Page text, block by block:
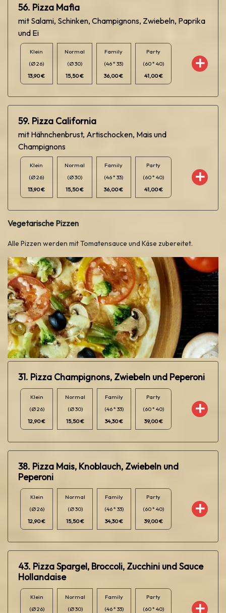
56. Pizza Mafia
mit Salami, Schinken, Champignons, Zwiebeln, Paprika
und Ei
Klein
(Ø 26)
13,90 €
Normal
(Ø 30)
15,50 €
Family
(46 * 33)
36,00 €
Party
(60 * 40)
41,00 €
59. Pizza California
mit Hähnchenbrust, Artischocken, Mais und
Champignons
Klein
(Ø 26)
13,90 €
Normal
(Ø 30)
15,50 €
Family
(46 * 33)
36,00 €
Party
(60 * 40)
41,00 €
Vegetarische Pizzen
Alle Pizzen werden mit Tomatensauce und Käse zubereitet.
31. Pizza Champignons, Zwiebeln und Peperoni
Klein
(Ø 26)
12,90 €
Normal
(Ø 30)
15,50 €
Family
(46 * 33)
34,30 €
Party
(60 * 40)
39,00 €
38. Pizza Mais, Knoblauch, Zwiebeln und
Peperoni
Klein
(Ø 26)
12,90 €
Normal
(Ø 30)
15,50 €
Family
(46 * 33)
34,30 €
Party
(60 * 40)
39,00 €
43. Pizza Spargel, Broccoli, Zucchini und Sauce
Hollandaise
Klein
(Ø 26)
Normal
(Ø 30)
Family
(46 * 33)
Party
(60 * 40)